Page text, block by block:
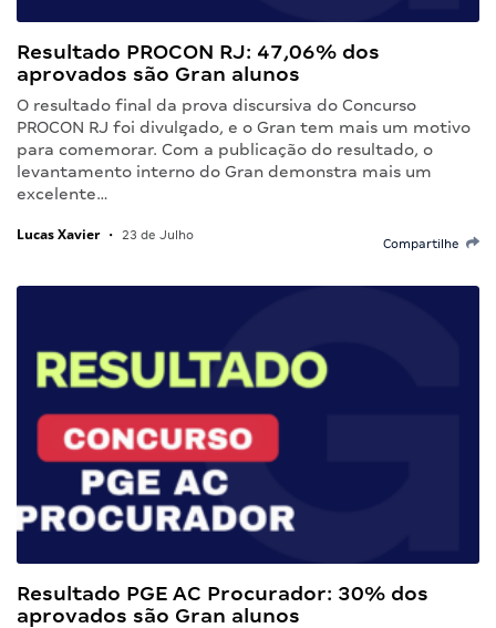
Resultado PROCON RJ: 47,06% dos
aprovados são Gran alunos
O resultado final da prova discursiva do Concurso
PROCON RJ foi divulgado, e o Gran tem mais um motivo
para comemorar. Com a publicação do resultado, o
levantamento interno do Gran demonstra mais um
excelente…
Lucas Xavier • 23 de Julho
Compartilhe
Resultado PGE AC Procurador: 30% dos
aprovados são Gran alunos